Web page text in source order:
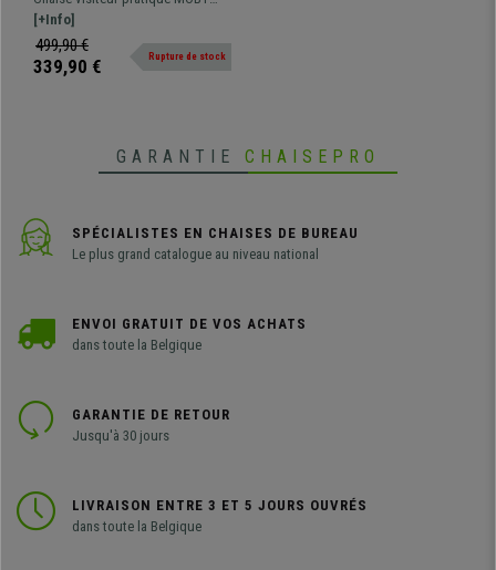
Pratique, Prix Incroyable,
Gris et Piétement Noir
TISSU, c'est la chaise visiteur par
excellence avec des lignes
classiques pour que les clients
[+Info]
499,90 €
339,90 € Rupture de stock
GARANTIE CHAISEPRO
SPÉCIALISTES EN CHAISES DE BUREAU
Le plus grand catalogue au niveau national
ENVOI GRATUIT DE VOS ACHATS
dans toute la Belgique
GARANTIE DE RETOUR
Jusqu'à 30 jours
LIVRAISON ENTRE 3 ET 5 JOURS OUVRÉS
dans toute la Belgique